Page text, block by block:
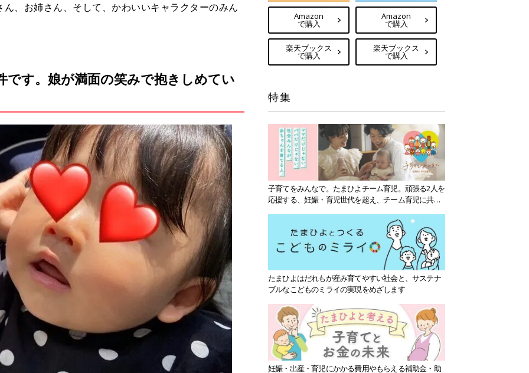
、お姉さん、そして、かわいいキャラクターのみん
す。娘が満面の笑みで抱きしめてい
Amazon
で購入
楽天ブックス
で購入
Amazon
で購入
楽天ブックス
で購入
特集
子育てをみんなで。たまひよチーム育児。頑張る2人を
応援する、妊娠・育児世代を超え、チーム育児に共感
たまひよはだれもが産み育てやすい社会と、サステナ
ブルなこどものミライの実現をめざします
妊娠・出産・育児にかかる費用やもらえる補助金・助